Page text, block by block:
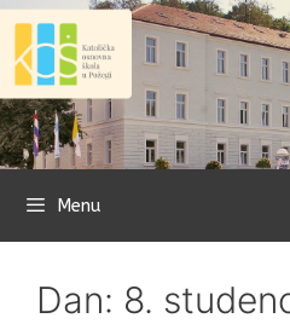
Preskoči
sadržaj
Menu
Dan: 8.